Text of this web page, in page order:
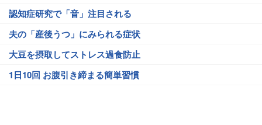
認知症研究で「音」注目される
夫の「産後うつ」にみられる症状
大豆を摂取してストレス過食防止
1日10回 お腹引き締まる簡単習慣